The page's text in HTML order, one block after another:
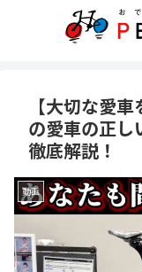
【大切な愛
の愛車の正し
徹底解説！
動画